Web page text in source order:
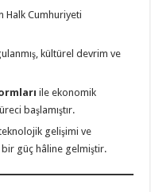
Halk Cumhuriyeti
kültürel devrim ve
ile ekonomik
başlamıştır.
gelişimi ve
bir güç hâline gelmiştir.